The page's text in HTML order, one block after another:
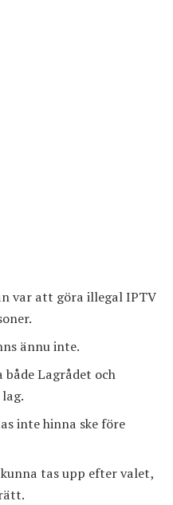
var att göra illegal IPTV
ännu inte.
både Lagrådet och
inte hinna ske före
tas upp efter valet,